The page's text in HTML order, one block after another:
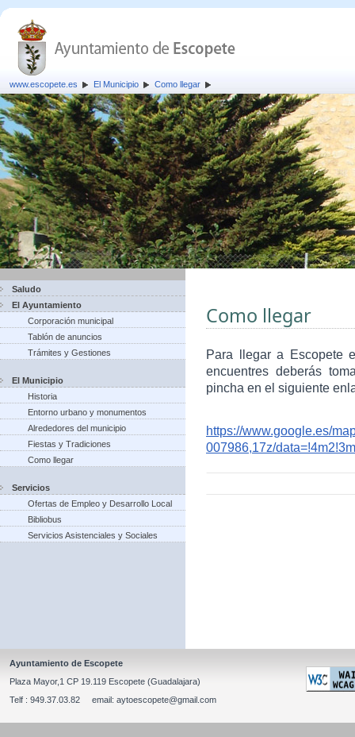
www.escopete.es El Municipio Como llegar
Saludo
El Ayuntamiento
Corporación municipal
Tablón de anuncios
Trámites y Gestiones
El Municipio
Historia
Entorno urbano y monumentos
Alrededores del municipio
Fiestas y Tradiciones
Como llegar
Servicios
Ofertas de Empleo y Desarrollo Local
Bibliobus
Servicios Asistenciales y Sociales
Como llegar
Para llegar a Escopete
encuentres deberás
pincha en el siguiente
https://www.google.es/
007986,17z/
Ayuntamiento de Escopete
Plaza Mayor,1 CP 19.119 Escopete (Guadalajara)
Telf : 949.37.03.82 email: aytoescopete@gmail.com